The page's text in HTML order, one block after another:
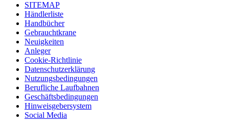
SITEMAP
Händlerliste
Handbücher
Gebrauchtkrane
Neuigkeiten
Anleger
Cookie-Richtlinie
Datenschutzerklärung
Nutzungsbedingungen
Berufliche Laufbahnen
Geschäftsbedingungen
Hinweisgebersystem
Social Media